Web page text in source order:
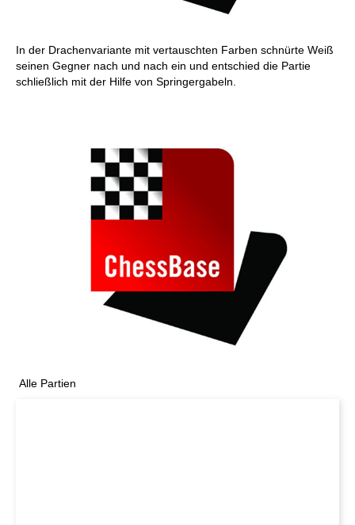
In der Drachenvariante mit vertauschten Farben schnürte Weiß
seinen Gegner nach und nach ein und entschied die Partie
schließlich mit der Hilfe von Springergabeln.
Alle Partien